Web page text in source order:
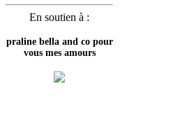
En soutien à :
praline bella and co pour
vous mes amours